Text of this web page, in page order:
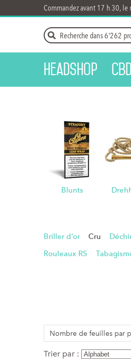
Commandez avant 17 h 30, le
Headshop CBD
Blunts
Briller d’or Cru
Rouleaux RS
Nombre de feuilles par
Trier par :